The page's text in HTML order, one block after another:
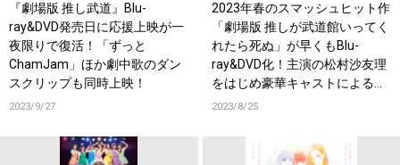
『劇場版 推し武道』Blu-
ray&DVD発売日に応援上映が一
夜限りで復活！「ずっと
ChamJam」ほか劇中歌のダン
スクリップも同時上映！
2023/9/27
2023年春のスマッシュヒット作
「劇場版 推しが武道館いってく
れたら死ぬ」が早くもBlu-
ray&DVD化！主演の松村沙友理
をはじめ豪華キャストによる映
像&音声特典に注目！
2023/8/25